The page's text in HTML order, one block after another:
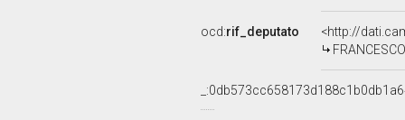
ocd:rif_deputato
<http://